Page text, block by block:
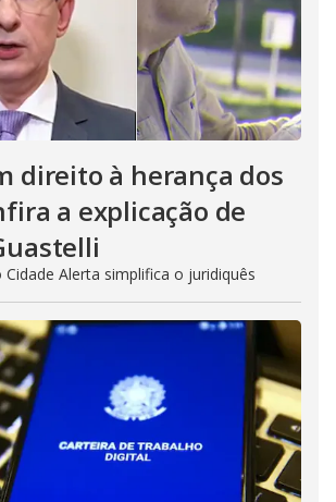
direito à herança dos
a explicação de
Alerta simplifica o juridiquês